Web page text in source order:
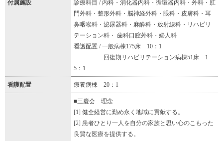
付属施設
診療科目 / 内科・消化器内科・循環器内科・外科・肛
門外科・整形外科・脳神経外科・眼科・皮膚科・耳
鼻咽喉科・泌尿器科・麻酔科・放射線科・リハビリ
テーション科・ 歯科口腔外科・婦人科
看護配置 / 一般病棟175床 10：1
回復期リハビリテーション病棟51床 1
5：1
看護配置 療養病棟 20：1
■三慶会 理念
[1] 健全経営に勤め永く地域に貢献する。
[2] 患者ひとり一人を自分の家族と思い心のこもった
良質な医療を提供する。